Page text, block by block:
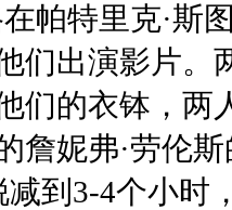
帕特里克·斯
们出演影片。
们的衣钵，两
詹妮弗·劳伦
到3-4个小时